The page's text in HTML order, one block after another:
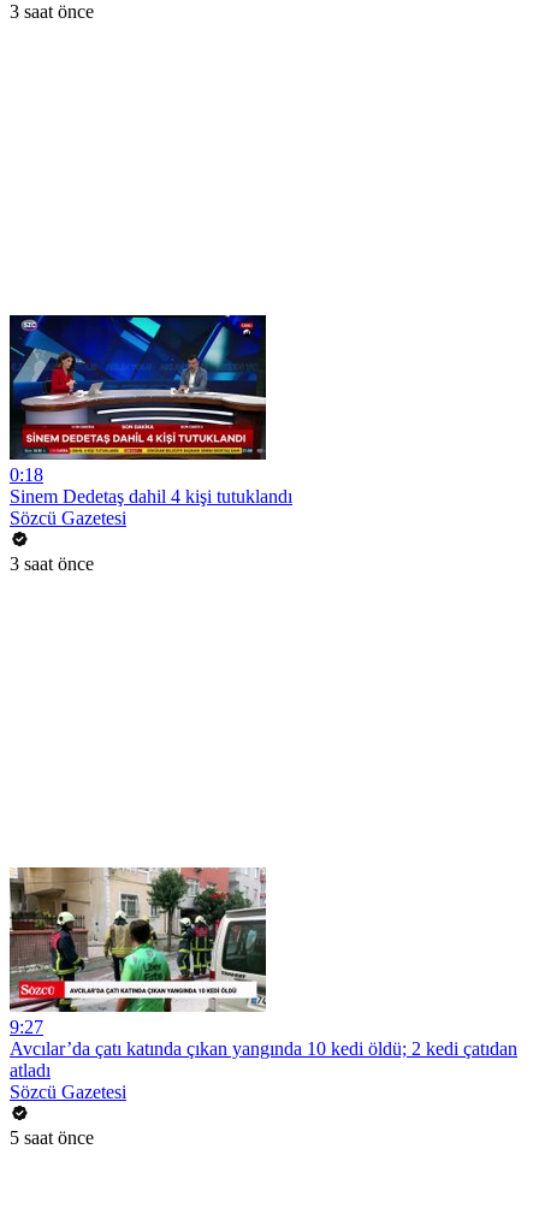
3 saat önce
0:18
Sinem Dedetaş dahil 4 kişi tutuklandı
Sözcü Gazetesi
3 saat önce
9:27
Avcılar’da çatı katında çıkan yangında 10 kedi öldü; 2 kedi çatıdan
atladı
Sözcü Gazetesi
5 saat önce